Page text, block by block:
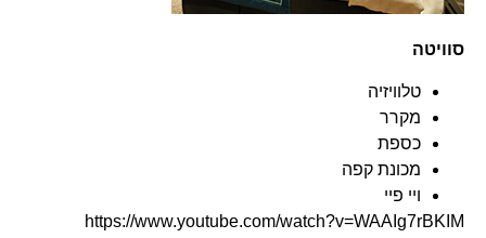
סוויטה
טלוויזיה
מקרר
כספת
מכונת קפה
ויי פיי
https://www.youtube.com/watch?v=WAAIg7rBKIM